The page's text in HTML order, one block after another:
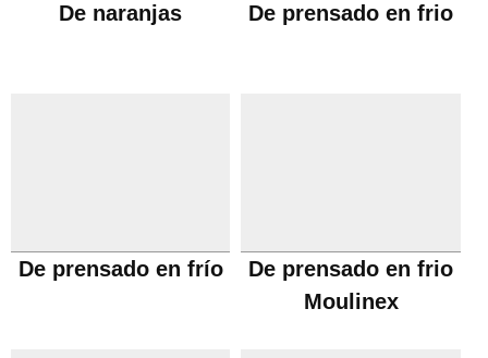
De naranjas De prensado en frio
De prensado en frío
De prensado en frio
Moulinex